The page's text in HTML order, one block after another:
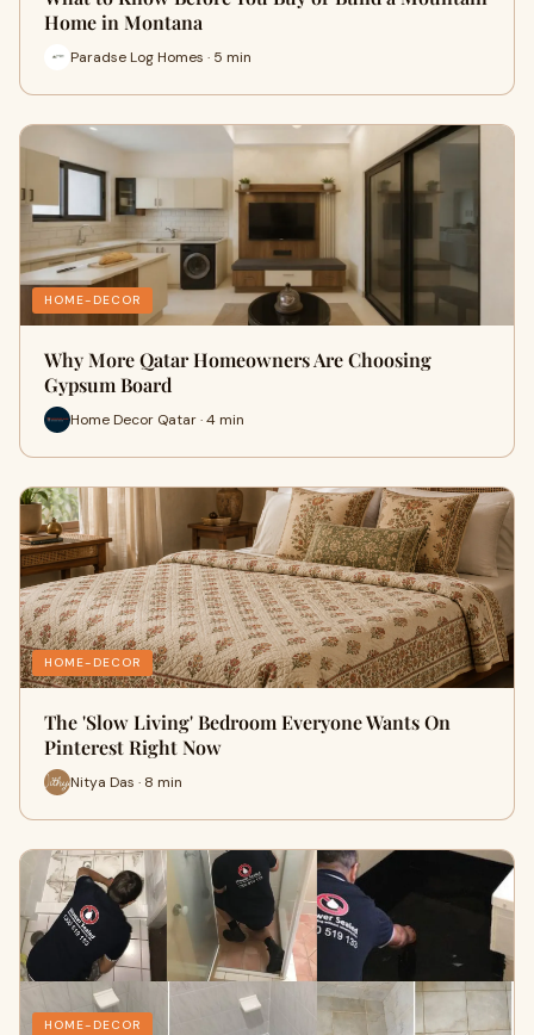
Home in Montana
Paradse Log Homes · 5 min
HOME-DECOR
Why More Qatar Homeowners Are Choosing
Gypsum Board
Home Decor Qatar · 4 min
HOME-DECOR
The 'Slow Living' Bedroom Everyone Wants On
Pinterest Right Now
Nitya Das · 8 min
HOME-DECOR